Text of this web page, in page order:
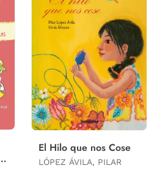
El Hilo que nos Cose
LÓPEZ ÁVILA, PILAR